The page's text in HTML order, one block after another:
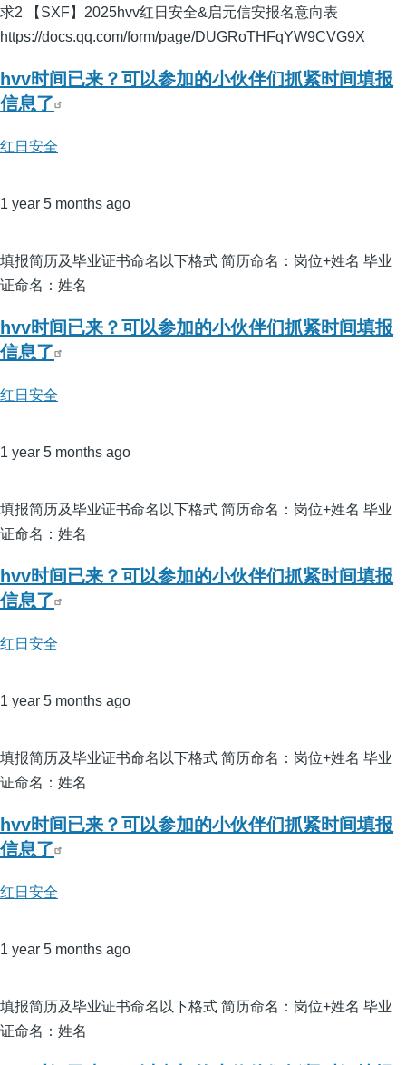
求2 【SXF】2025hvv红日安全&启元信安报名意向表
https://docs.qq.com/form/page/DUGRoTHFqYW9CVG9X
hvv时间已来？可以参加的小伙伴们抓紧时间填报
信息了
红日安全
1 year 5 months ago
填报简历及毕业证书命名以下格式 简历命名：岗位+姓名 毕业
证命名：姓名
hvv时间已来？可以参加的小伙伴们抓紧时间填报
信息了
红日安全
1 year 5 months ago
填报简历及毕业证书命名以下格式 简历命名：岗位+姓名 毕业
证命名：姓名
hvv时间已来？可以参加的小伙伴们抓紧时间填报
信息了
红日安全
1 year 5 months ago
填报简历及毕业证书命名以下格式 简历命名：岗位+姓名 毕业
证命名：姓名
hvv时间已来？可以参加的小伙伴们抓紧时间填报
信息了
红日安全
1 year 5 months ago
填报简历及毕业证书命名以下格式 简历命名：岗位+姓名 毕业
证命名：姓名